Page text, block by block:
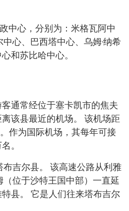
中心，分别为：米格瓦阿中
中心、巴西塔中心、乌姆·纳希
和苏比哈中心。
通常经位于塞卡凯市的焦夫
该县最近的机场。 该机场距
作为国际机场，其每年可接
。
布吉尔县。 该高速公路从利雅
（位于沙特王国中部）一直延
县。 它是人们往来塔布吉尔